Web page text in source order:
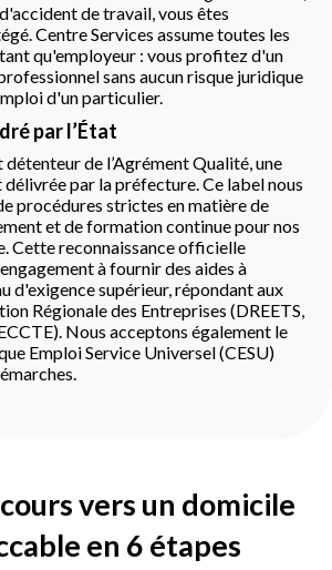
de travail, vous êtes
Centre Services assume toutes les
qu'employeur : vous profitez d'un
sans aucun risque juridique
d'un particulier.
par l’État
détenteur de l’Agrément Qualité, une
par la préfecture. Ce label nous
procédures strictes en matière de
et de formation continue pour nos
Cette reconnaissance officielle
à fournir des aides à
d'exigence supérieur, répondant aux
Régionale des Entreprises (DREETS,
Nous acceptons également le
Emploi Service Universel (CESU)
vers un domicile
en 6 étapes